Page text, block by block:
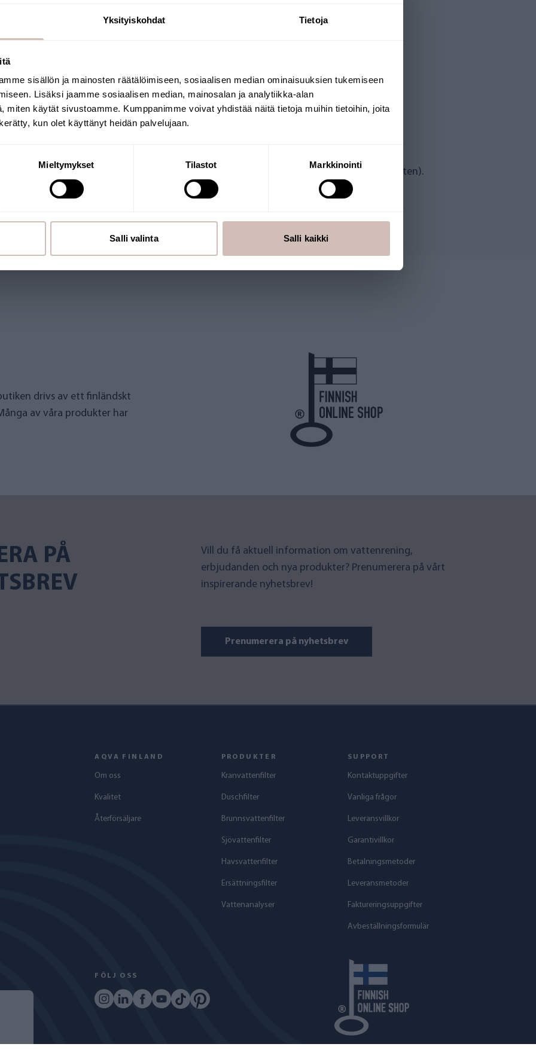
Yksityiskohdat Tietoja
sisällön ja mainosten räätälöimiseen, sosiaalisen median ominaisuuksien tukemiseen
Lisäksi jaamme sosiaalisen median, mainosalan ja analytiikka-alan
miten käytät sivustoamme. Kumppanimme voivat yhdistää näitä tietoja muihin tietoihin, joita
kun olet käyttänyt heidän palvelujaan.
Mieltymykset Tilastot Markkinointi
Salli valinta Salli kaikki
1VU baserat på hålfiberteknik, men nära.
Porstorlek 0,3 µm.
ut mot ett nytt.
blir igensatt. Regenerering kan göras några gånger (kan påverka rengöringseffektiviteten).
eliminerar metaller, tungmetaller och kemiska föroreningar
kommunalt vatten
drivs av ett finländskt
av våra produkter har
PÅ
Vill du få aktuell information om vattenrening,
erbjudanden och nya produkter? Prenumerera på vårt
inspirerande nyhetsbrev!
Prenumerera på nyhetsbrev
AQVA FINLAND
Om oss
Kvalitet
Återförsäljare
PRODUKTER
Kranvattenfilter
Duschfilter
Brunnsvattenfilter
Sjövattenfilter
Havs­vattenfilter
Ersättningsfilter
Vattenanalyser
SUPPORT
Kontaktuppgifter
Vanliga frågor
Leveransvillkor
Garantivillkor
Betalningsmetoder
Leveransmetoder
Faktureringsuppgifter
Avbeställningsformulär
FÖLJ OSS
Välj leveransland och språk för att fortsätta
Leveransland